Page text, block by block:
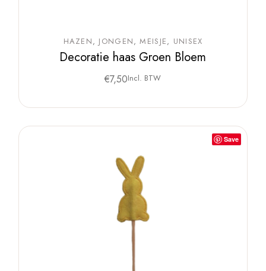
HAZEN JONGEN MEISJE UNISEX
Decoratie haas Groen Bloem
€7,50Incl. BTW
Save